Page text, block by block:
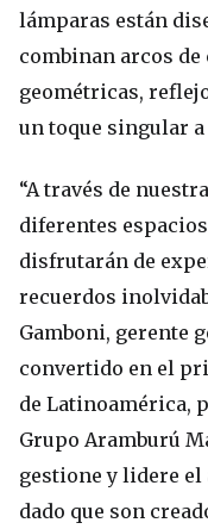
lámparas están
combinan arcos
geométricas,
un toque singular
“A través de
diferentes
disfrutarán de
recuerdos
Gamboni, gerente
convertido en el
de Latinoamérica,
Grupo Aramburú
gestione y lidere el
dado que son